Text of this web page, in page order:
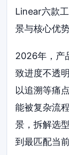
Linear六款
景与核心优势
2026年，产
致进度不透
以追溯等痛
能被复杂流
景，拆解选
到最匹配当